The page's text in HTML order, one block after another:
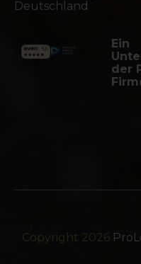
Deutschland
Ein
der
Copyright 2026